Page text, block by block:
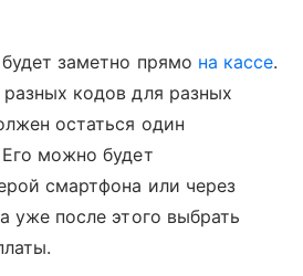
заметно прямо на кассе.
кодов для разных
остаться один
можно будет
смартфона или через
уже после этого выбрать